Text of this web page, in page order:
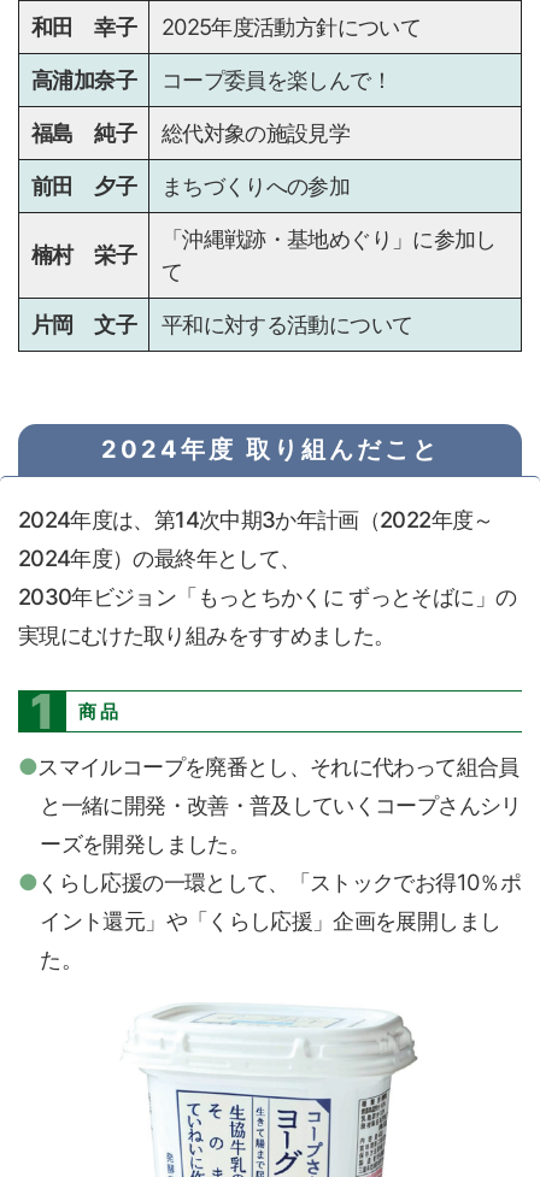
和田 幸子
2025年度活動方針について
高浦加奈子
コープ委員を楽しんで！
福島 純子
総代対象の施設見学
前田 夕子
まちづくりへの参加
楠村 栄子
「沖縄戦跡・基地めぐり」に参加し
て
片岡 文子
平和に対する活動について
2024年度 取り組んだこと
2024年度は、第14次中期3か年計画（2022年度～
2024年度）の最終年として、
2030年ビジョン「もっとちかくに ずっとそばに」の
実現にむけた取り組みをすすめました。
1 商品
スマイルコープを廃番とし、それに代わって組合員
と一緒に開発・改善・普及していくコープさんシリ
ーズを開発しました。
くらし応援の一環として、「ストックでお得10％ポ
イント還元」や「くらし応援」企画を展開しまし
た。